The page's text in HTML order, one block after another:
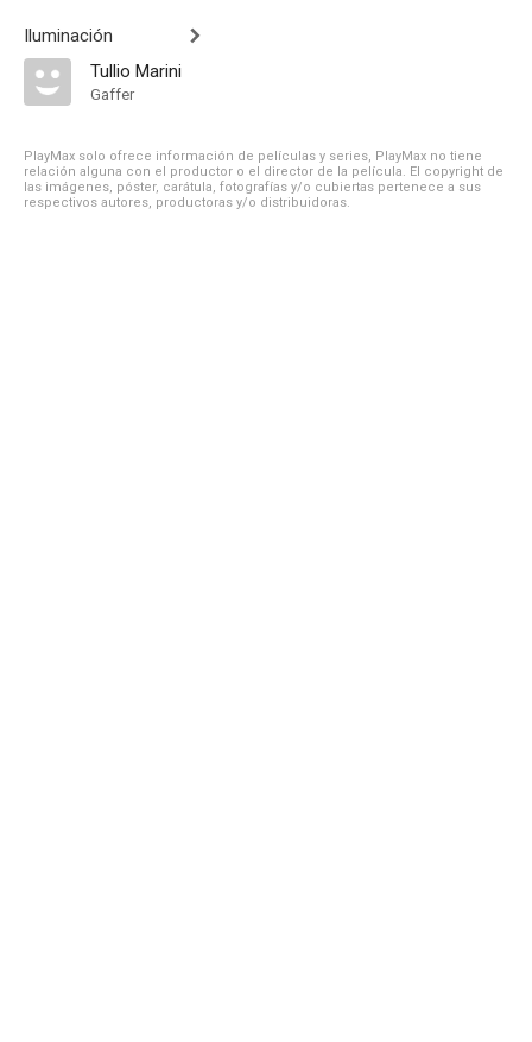
Iluminación
Tullio Marini
Gaffer
PlayMax solo ofrece información de películas y series, PlayMax no tiene
relación alguna con el productor o el director de la película. El copyright de
las imágenes, póster, carátula, fotografías y/o cubiertas pertenece a sus
respectivos autores, productoras y/o distribuidoras.